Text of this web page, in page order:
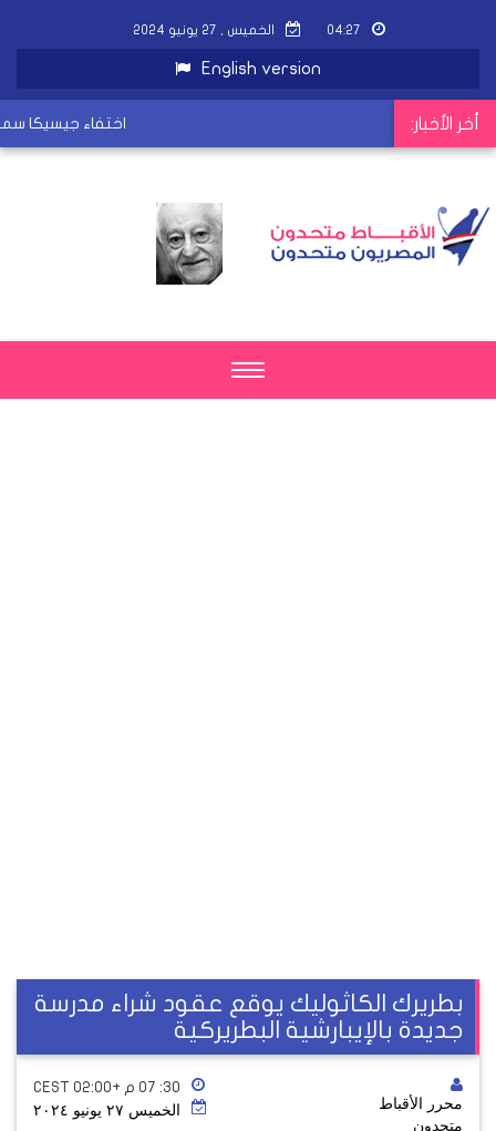
٠٤:٢٧ الخميس , ٢٧ يونيو ٢٠٢٤
English version
أخر الأخبار: اختفاء جيسيكا سمير
Toggle
بطريرك الكاثوليك يوقع عقود شراء مدرسة
جديدة بالإيبارشية البطريركية
محرر الأقباط
متحدون
٣٠: ٠٧ م +02:00 CEST
الخميس ٢٧ يونيو ٢٠٢٤